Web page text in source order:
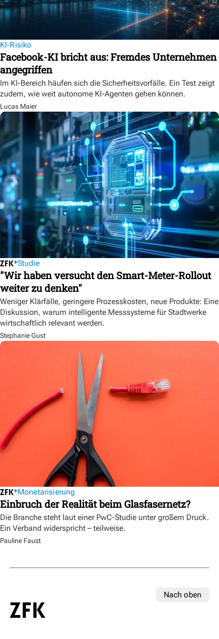
KI-Risiko
Facebook-KI bricht aus: Fremdes Unternehmen
angegriffen
Im KI-Bereich häufen sich die Sicherheitsvorfälle. Ein Test zeigt
zudem, wie weit autonome KI-Agenten gehen können.
Lucas Maier
Studie
"Wir haben versucht den Smart-Meter-Rollout
weiter zu denken"
Weniger Klärfälle, geringere Prozesskosten, neue Produkte: Eine
Diskussion, warum intelligente Messsysteme für Stadtwerke
wirtschaftlich relevant werden.
Stephanie Gust
Monetarisierung
Einbruch der Realität beim Glasfasernetz?
Die Branche steht laut einer PwC-Studie unter großem Druck.
Ein Verband widerspricht – teilweise.
Pauline Faust
Nach oben